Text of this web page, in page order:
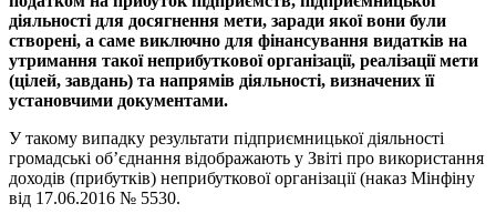
діяльності для досягнення мети, заради якої вони були
створені, а саме виключно для фінансування видатків на
утримання такої неприбуткової організації, реалізації мети
(цілей, завдань) та напрямів діяльності, визначених її
установчими документами.
У такому випадку результати підприємницької діяльності
громадські об’єднання відображають у Звіті про використання
доходів (прибутків) неприбуткової організації (наказ Мінфіну
від 17.06.2016 № 5530.